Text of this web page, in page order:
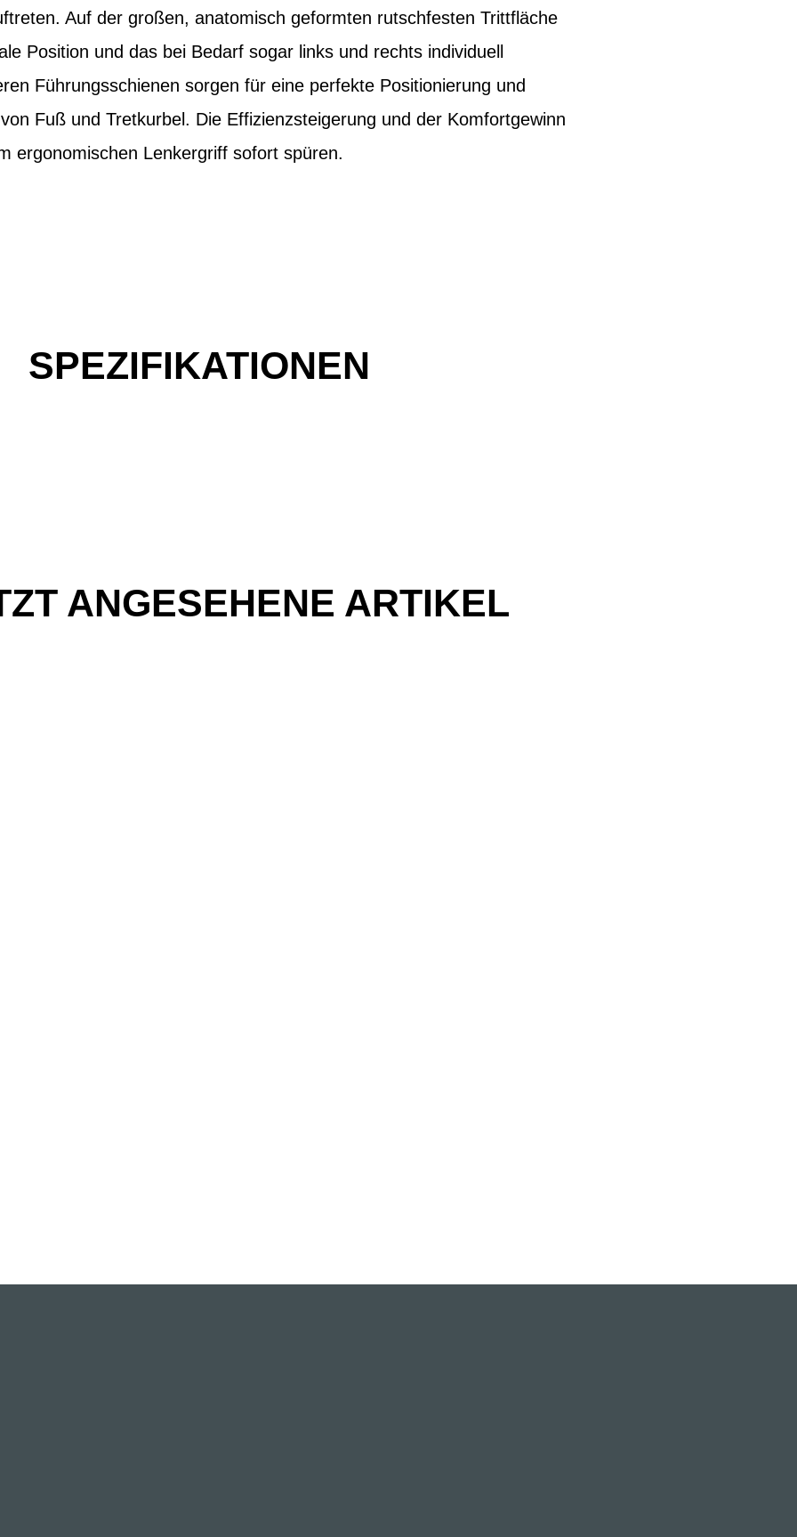
Auf der großen, anatomisch geformten rutschfesten Trittfläche
Position und das bei Bedarf sogar links und rechts individuell
Führungsschienen sorgen für eine perfekte Positionierung und
Fuß und Tretkurbel. Die Effizienzsteigerung und der Komfortgewinn
ergonomischen Lenkergriff sofort spüren.
SPEZIFIKATIONEN
ANGESEHENE ARTIKEL